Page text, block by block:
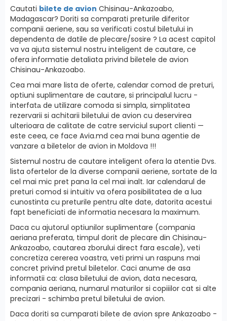
Cautati bilete de avion Chisinau-Ankazoabo,
Madagascar? Doriti sa comparati preturile diferitor
companii aeriene, sau sa verificati costul biletului in
dependenta de datile de plecare/sosire ? La acest capitol
va va ajuta sistemul nostru inteligent de cautare, ce
ofera informatie detaliata privind biletele de avion
Chisinau-Ankazoabo.
Cea mai mare lista de oferte, calendar comod de preturi,
optiuni suplimentare de cautare, si principalul lucru -
interfatа de utilizare comoda si simpla, simplitatea
rezervarii si achitarii biletului de avion cu deservirea
ulterioara de calitate de catre serviciul suport clienti —
este ceea, ce face Avia.md cea mai buna agentie de
vanzare a biletelor de avion in Moldova !!!
Sistemul nostru de cautare inteligent ofera la atentie Dvs.
lista ofertelor de la diverse companii aeriene, sortate de la
cel mai mic pret pana la cel mai inalt. Iar calendarul de
preturi comod si intuitiv va ofera posibilitatea de a lua
cunostinta cu preturile pentru alte date, datorita acestui
fapt beneficiati de informatia necesara la maximum.
Daca cu ajutorul optiunilor suplimentare (compania
aeriana preferata, timpul dorit de plecare din Chisinau-
Ankazoabo, cautarea zborului direct fara escale), veti
concretiza cererea voastra, veti primi un raspuns mai
concret privind pretul biletelor. Caci anume de asa
informatii ca: clasa biletului de avion, data necesara,
compania aeriana, numarul maturilor si copiiilor cat si alte
precizari - schimba pretul biletului de avion.
Daca doriti sa cumparati bilete de avion spre Ankazoabo -